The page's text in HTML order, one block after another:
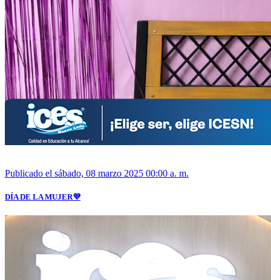
Publicado el sábado, 08 marzo 2025 00:00 a. m.
DÍA DE LA MUJER💜